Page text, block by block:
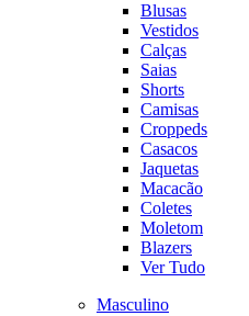
Blusas
Vestidos
Calças
Saias
Shorts
Camisas
Croppeds
Casacos
Jaquetas
Macacão
Coletes
Moletom
Blazers
Ver Tudo
Masculino